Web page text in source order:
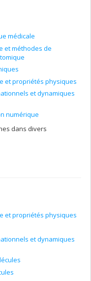
la spectroscopie de
médicale
et méthodes de
et propriétés physiques
et dynamiques
numérique
dans divers
et propriétés physiques
et dynamiques